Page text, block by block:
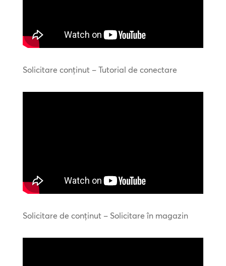
Solicitare conținut – Tutorial de conectare
Solicitare de conținut – Solicitare în magazin